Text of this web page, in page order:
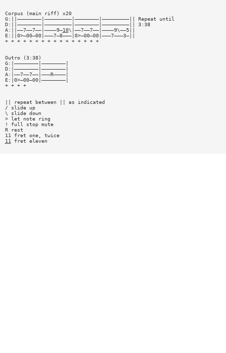
Corpus (main riff) x20
G:||————————|—————————|————————|—————————|| Repeat until
D:||————————|—————————|————————|—————————|| 3:38
A:||——7——7——|————9—10\|——7——7——|————9\——5||
E:||0>—00—00|———7—8———|0>—00—00|———7———3—||
+ + + + + + + + + + + + + + + +
Outro (3:38)
G:|————————|————————|
D:|————————|————————|
A:|——7——7——|———R————|
E:|0>—00—00|————————|
+ + + +
|| repeat between || as indicated
/ slide up
\ slide down
> let note ring
! full stop mute
R rest
11 fret one, twice
11
fret eleven